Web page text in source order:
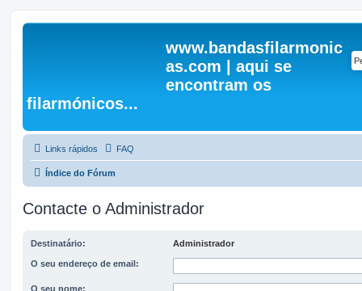
www.bandasfilarmonic
as.com | aqui se
encontram os
filarmónicos...
Links rápidos FAQ
Índice do Fórum
Contacte o Administrador
Destinatário: Administrador
O seu endereço de email:
O seu nome: